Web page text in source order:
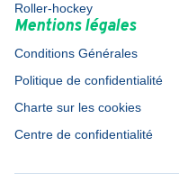
Roller-hockey
Mentions légales
Conditions Générales
Politique de confidentialité
Charte sur les cookies
Centre de confidentialité